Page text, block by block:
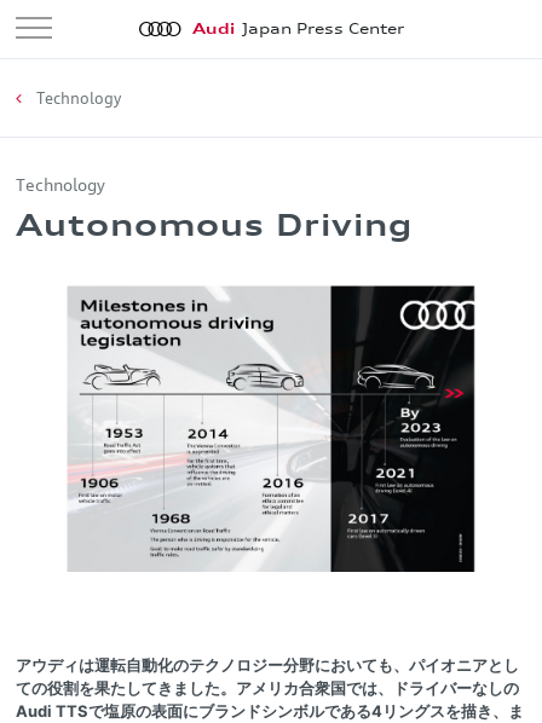
Audi Japan Press Center
Technology
Technology
Autonomous Driving
アウディは運転自動化のテクノロジー分野においても、パイオニアとし
ての役割を果たしてきました。アメリカ合衆国では、ドライバーなしの
Audi TTSで塩原の表面にブランドシンボルである4リングスを描き、ま